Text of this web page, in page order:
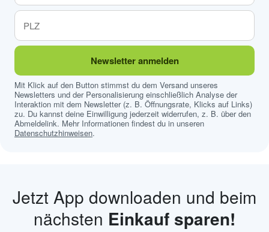
Newsletter anmelden
Mit Klick auf den Button stimmst du dem Versand unseres
Newsletters und der Personalisierung einschließlich Analyse der
Interaktion mit dem Newsletter (z. B. Öffnungsrate, Klicks auf Links)
zu. Du kannst deine Einwilligung jederzeit widerrufen, z. B. über den
Abmeldelink. Mehr Informationen findest du in unseren
Datenschutzhinweisen.
Jetzt App downloaden und beim
nächsten Einkauf sparen!